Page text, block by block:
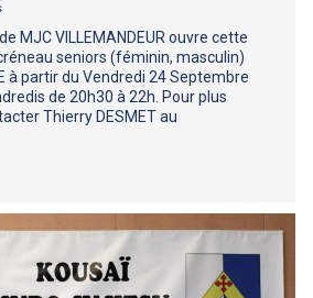
MJC VILLEMANDEUR ouvre cette
seniors (féminin, masculin)
à partir du Vendredi 24 Septembre
de 20h30 à 22h. Pour plus
Thierry DESMET au